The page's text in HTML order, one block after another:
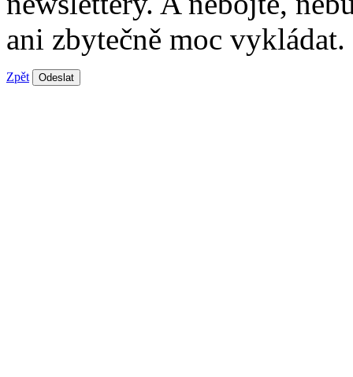
ani zbytečně moc vykládat.
Zpět Odeslat